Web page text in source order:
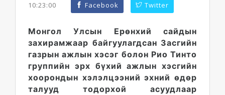
10:23:00
Facebook Twitter
Монгол Улсын Ерөнхий сайдын
захирамжаар байгуулагдсан Засгийн
газрын ажлын хэсэг болон Рио Тинто
группийн эрх бүхий ажлын хэсгийн
хоорондын хэлэлцээний эхний өдөр
талууд тодорхой асуудлаар